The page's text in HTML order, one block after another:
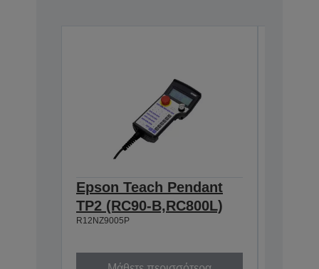
Epson Teach Pendant
TP2 (RC90-B,RC800L)
R12NZ9005P